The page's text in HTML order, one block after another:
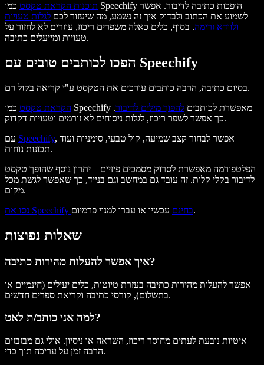
תוכנות הקראת טקסט כמו Speechify הופכות כתיבה לדיבור. אפשר
לשמוע את הכתוב ולבדוק איך זה נשמע, מה שיעזור לכם לגלות טעויות
ולוודא זרימה. בסוף, כלים כאלה משפרים ריכוז, עוזרים לא לחזור על
טעויות ומייעלים כתיבה.
הפכו לכותבים טובים עם Speechify
בסיום כתיבה, הרבה כותבים עורכים את הטקסט ע"י קריאה בקול רם.
הקראת טקסט
כמו Speechify מאפשרת לכותבים להפוך מילים לדיבור.
כך אפשר לשפר ריכוז, לגלות ניסוחים לא זורמים וטעויות דקדוק.
Speechify, אפשר לבחור קצב שמיעה, קול טבעי, סימניות ועוד
תכונות נוחות.
הפלטפורמה מאפשרת לסרוק מסמכים פיזיים – יתרון נוסף שהופך טקסט
לדיבור בקלי קלות. זה עובד גם במחשב וגם בנייד, כך שאפשר לגשת מכל
מקום.
נסו את Speechify בחינםעכשיו או עברו למנוי פרמיום.
שאלות נפוצות
איך אפשר להעלות מהירות כתיבה?
אפשר להעלות מהירות כתיבה בעזרת טיוטות, כלים יעילים (חינמיים או
בתשלום), קורסי כתיבה וקריאת ספרים חדשים.
למה אני כותב/ת לאט?
איטיות נובעת לעתים מחוסר ריכוז, השראה או ניסיון. אולי גם מבזבזים
הרבה זמן על עריכה תוך כדי.